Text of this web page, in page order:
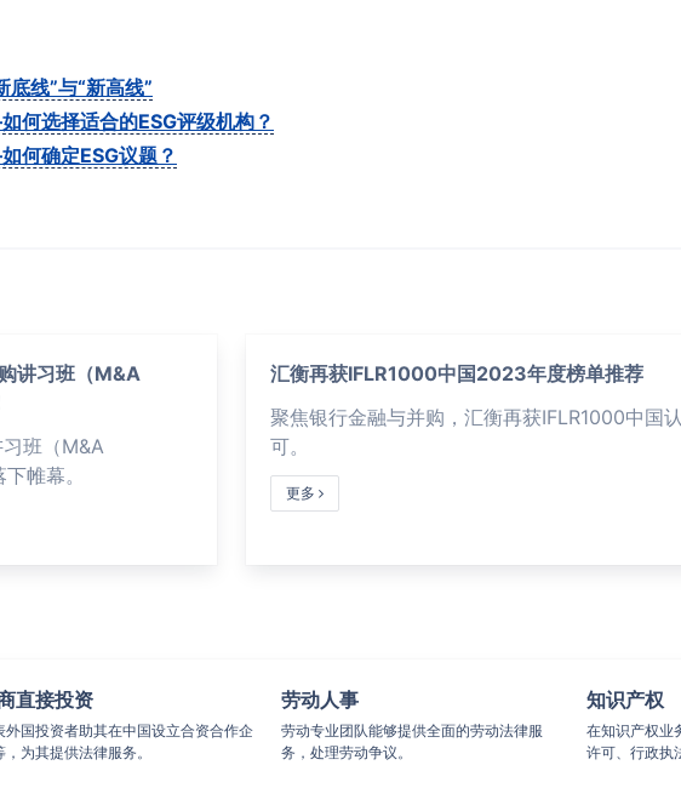
底线”与“新高线”
何选择适合的ESG评级机构？
何确定ESG议题？
讲习班（M&A
班（M&A
帷幕。
汇衡再获IFLR1000中国2023年度榜单推荐
聚焦银行金融与并购，汇衡再获IFLR1000中国
可。
更多
资合作企
劳动专业团队能够提供全面的劳动法律服
务，处理劳动争议。
在知识产权业务领域经验包括咨询、申请、